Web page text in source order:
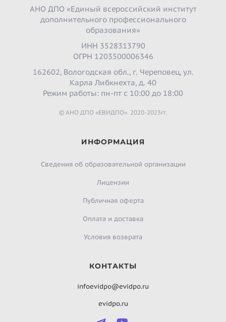
АНО ДПО «Единый всероссийский институт
дополнительного профессионального
образования»
ИНН 3528313790
ОГРН 1203500006346
162602, Вологодская обл., г. Череповец, ул.
Карла Либкнехта, д. 40
Режим работы: пн-пт с 10:00 до 18:00
© АНО ДПО «ЕВИДПО». 2020-2023гг.
ИНФОРМАЦИЯ
Сведения об образовательной организации
Лицензии
Публичная оферта
Оплата и доставка
Условия возврата
КОНТАКТЫ
infoevidpo@evidpo.ru
evidpo.ru